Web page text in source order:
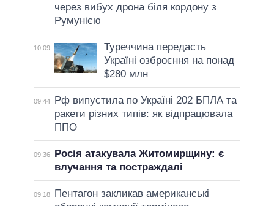
через вибух дрона біля кордону з
Румунією
10:09
Туреччина передасть
Україні озброєння на понад
$280 млн
09:44
Рф випустила по Україні 202 БПЛА та
ракети різних типів: як відпрацювала
ППО
09:36
Росія атакувала Житомирщину: є
влучання та постраждалі
09:18
Пентагон закликав американські